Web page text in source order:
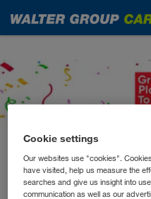
News
Cookie settings
Our websites use "cookies".
have visited, help us measure the
searches and give us insight into
communication as well as our